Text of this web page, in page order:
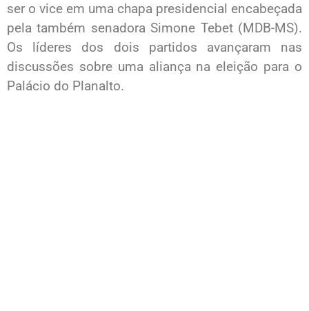
ser o vice em uma chapa presidencial encabeçada
pela também senadora Simone Tebet (MDB-MS).
Os líderes dos dois partidos avançaram nas
discussões sobre uma aliança na eleição para o
Palácio do Planalto.